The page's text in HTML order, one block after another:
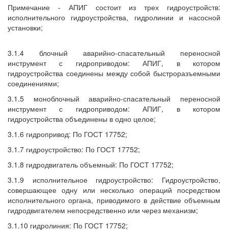
Примечание - АПИГ состоит из трех гидроустройств:
исполнительного гидроустройства, гидролинии и насосной
установки;
3.1.4 блочный аварийно-спасательный переносной
инструмент с гидроприводом: АПИГ, в котором
гидроустройства соединены между собой быстроразъемными
соединениями;
3.1.5 моноблочный аварийно-спасательный переносной
инструмент с гидроприводом: АПИГ, в котором
гидроустройства объединены в одно целое;
3.1.6 гидропривод: По ГОСТ 17752;
3.1.7 гидроустройство: По ГОСТ 17752;
3.1.8 гидродвигатель объемный: По ГОСТ 17752;
3.1.9 исполнительное гидроустройство: Гидроустройство,
совершающее одну или несколько операций посредством
исполнительного органа, приводимого в действие объемным
гидродвигателем непосредственно или через механизм;
3.1.10 гидролиния: По ГОСТ 17752;